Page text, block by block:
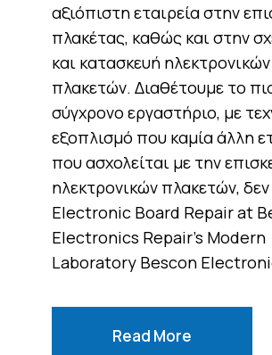
αξιόπιστη εταιρεία στην
πλακέτας, καθώς και στην
και κατασκευή ηλεκτρονικών
πλακετών. Διαθέτουμε το
σύγχρονο εργαστήριο, με
εξοπλισμό που καμία άλλη
που ασχολείται με την
ηλεκτρονικών πλακετών, δεν
Electronic Board Repair at
Electronics Repair’s Modern
Laboratory Bescon
Read More